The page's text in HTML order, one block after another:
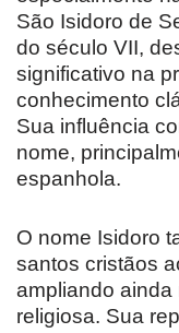
São Isidoro de
do século VII,
significativo na
conhecimento
Sua influência
nome,
espanhola.
O nome Isidoro
santos cristãos
ampliando
religiosa. Sua